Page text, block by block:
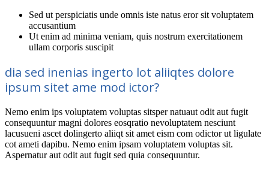
Sed ut perspiciatis unde omnis iste natus eror sit voluptatem
accusantium
Ut enim ad minima veniam, quis nostrum exercitationem
ullam corporis suscipit
dia sed inenias ingerto lot aliiqtes dolore
ipsum sitet ame mod ictor?
Nemo enim ips voluptatem voluptas sitsper natuaut odit aut fugit
consequuntur magni dolores eosqratio nevoluptatem nesciunt
lacusueni ascet dolingerto aliiqt sit amet eism com odictor ut ligulate
cot ameti dapibu. Nemo enim ipsam voluptatem voluptas sit.
Aspernatur aut odit aut fugit sed quia consequuntur.